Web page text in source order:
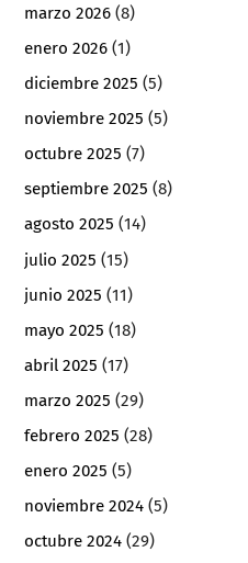
marzo 2026 (8)
enero 2026 (1)
diciembre 2025 (5)
noviembre 2025 (5)
octubre 2025 (7)
septiembre 2025 (8)
agosto 2025 (14)
julio 2025 (15)
junio 2025 (11)
mayo 2025 (18)
abril 2025 (17)
marzo 2025 (29)
febrero 2025 (28)
enero 2025 (5)
noviembre 2024 (5)
octubre 2024 (29)